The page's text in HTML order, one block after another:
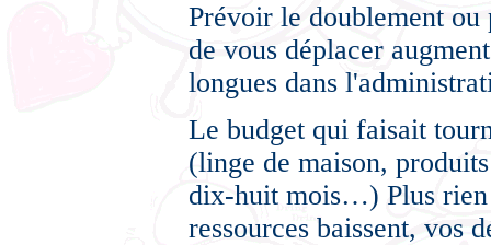
Prévoir le doublement
de vous déplacer
longues dans
Le budget qui faisait
(linge de maison,
dix-huit mois…) Plus rien
ressources baissent, vos